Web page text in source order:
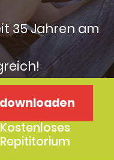
35 Jahren am
2. Examen
Kostenloses
Repititorium